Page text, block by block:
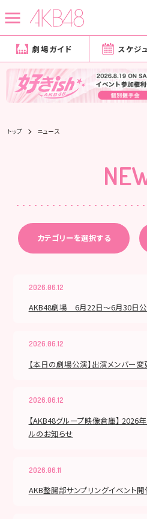
劇場ガイド スケジ
トップ ニュース
カテゴリーを選択する
2026.06.12
AKB48劇場 6月22日～6月30日
2026.06.12
【本日の劇場公演】出演メンバー
2026.06.12
【AKB48グループ映像倉庫】 2026
ルのお知らせ
2026.06.11
AKB整腸部サンプリングイベント開